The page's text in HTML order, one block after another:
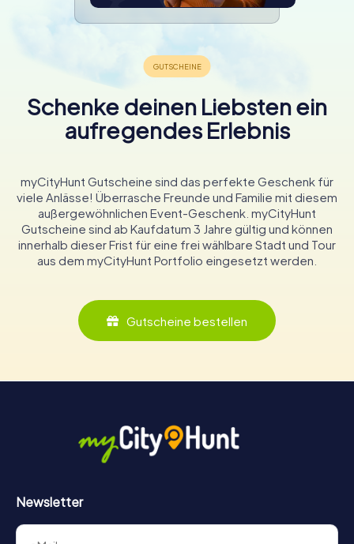
Schenke deinen Liebsten ein
aufregendes Erlebnis
myCityHunt Gutscheine sind das perfekte Geschenk für
viele Anlässe! Überrasche Freunde und Familie mit diesem
außergewöhnlichen Event-Geschenk. myCityHunt
Gutscheine sind ab Kaufdatum 3 Jahre gültig und können
innerhalb dieser Frist für eine frei wählbare Stadt und Tour
aus dem myCityHunt Portfolio eingesetzt werden.
Gutscheine bestellen
Newsletter